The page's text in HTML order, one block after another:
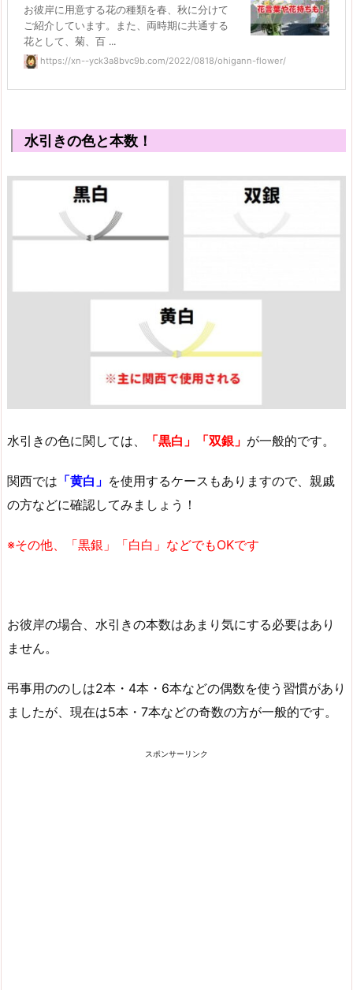
お彼岸に用意する花の種類を春、秋に分けて
ご紹介しています。また、両時期に共通する
花として、菊、百 ...
https://xn--yck3a8bvc9b.com/2022/0818/ohigann-flower/
水引きの色と本数！
水引きの色に関しては、 「黒白」「双銀」 が一般的です。
関西では 「黄白」 を使用するケースもありますので、親戚
の方などに確認してみましょう！
※その他、「黒銀」「白白」などでもOKです
お彼岸の場合、水引きの本数はあまり気にする必要はあり
ません。
弔事用ののしは2本・4本・6本などの偶数を使う習慣があり
ましたが、現在は5本・7本などの奇数の方が一般的です。
スポンサーリンク